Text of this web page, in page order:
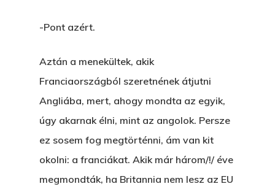
-Pont azért.
Aztán a menekültek, akik
Franciaországból szeretnének átjutni
Angliába, mert, ahogy mondta az egyik,
úgy akarnak élni, mint az angolok. Persze
ez sosem fog megtörténni, ám van kit
okolni: a franciákat. Akik már három/!/ éve
megmondták, ha Britannia nem lesz az EU